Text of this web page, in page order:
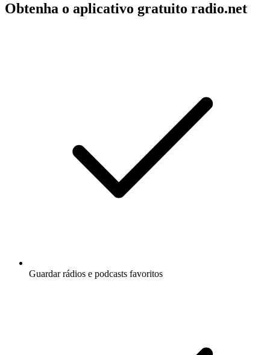
Obtenha o aplicativo gratuito radio.net
Guardar rádios e podcasts favoritos